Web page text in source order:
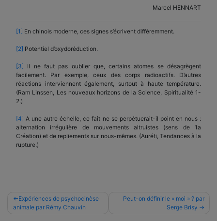
Marcel HENNART
[1] En chinois moderne, ces signes s’écrivent différemment.
[2] Potentiel d’oxydoréduction.
[3] Il ne faut pas oublier que, certains atomes se désagrègent
facilement. Par exemple, ceux des corps radioactifs. D’autres
réactions interviennent également, surtout à haute température.
(Ram Linssen, Les nouveaux horizons de la Science, Spiritualité 1-
2.)
[4] A une autre échelle, ce fait ne se perpétuerait-il point en nous :
alternation irrégulière de mouvements altruistes (sens de 1a
Création) et de repliements sur nous-mêmes. (Auréti, Tendances à la
rupture.)
Navigation
de
Expériences de psychocinèse
animale par Rémy Chauvin
Peut-on définir le « moi » ? par
Serge Brisy